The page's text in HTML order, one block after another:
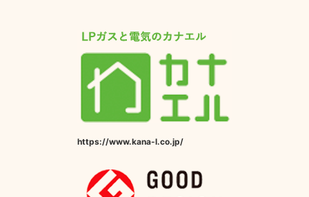
https://www.kana-l.co.jp/